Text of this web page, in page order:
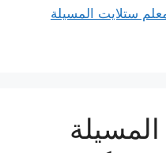
ستلايت المسيلة